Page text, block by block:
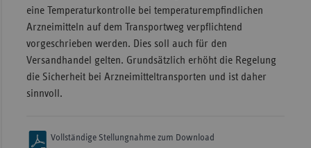
eine Temperaturkontrolle bei temperaturempfindlichen
Arzneimitteln auf dem Transportweg verpflichtend
vorgeschrieben werden. Dies soll auch für den
Versandhandel gelten. Grundsätzlich erhöht die Regelung
die Sicherheit bei Arzneimitteltransporten und ist daher
sinnvoll.
Vollständige Stellungnahme zum Download